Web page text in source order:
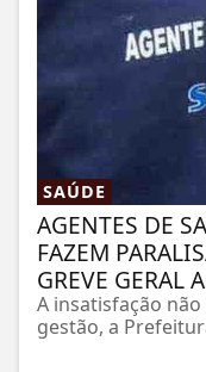
SAÚDE
AGENTES DE
FAZEM
GREVE GERAL
A insatisfação
gestão, a